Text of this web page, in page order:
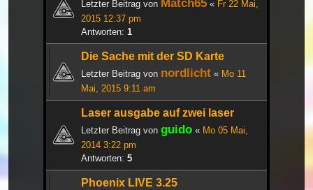
Letzter Beitrag von Match65 « Fr 22 Mai,
2015 12:37 pm
Antworten: 1
Die Sache mit der SD Karte
Letzter Beitrag von nordlicht « Mo 11
Mai, 2015 9:11 am
Laser ausgabe auf zwei laser
Letzter Beitrag von guido « Mo 05 Mai,
2014 3:22 pm
Antworten: 5
Phoenix LIVE 3.25